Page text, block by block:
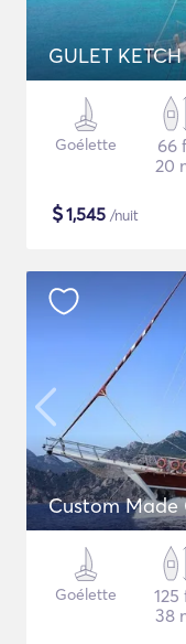
GULET
Goélette
66
20
$1,545 /nuit
Custom Made
Goélette
125
38